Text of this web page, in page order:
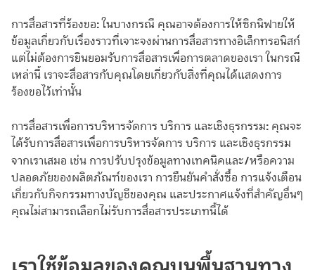
การสื่อสารที่ร้องขอ:ในบางกรณี คุณอาจต้องการให้ซิกนิฟายให้
ข้อมูลเกี่ยวกับเรื่องราวที่เจาะจงผ่านการสื่อสารทางอิเล็กทรอนิสก์
แต่ไม่ต้องการยินยอมรับการสื่อสารเพื่อการตลาดของเรา ในกรณี
เหล่านี้ เราจะสื่อสารกับคุณโดยเกี่ยวกับสิ่งที่คุณได้แสดงการ
ร้องขอไว้เท่านั้น
การสื่อสารเพื่อการบริหารจัดการ บริการ และเชิงธุรกรรม:คุณจะ
ได้รับการสื่อสารเพื่อการบริหารจัดการ บริการ และเชิงธุรกรรม
จากเราเสมอ เช่น การปรับปรุงข้อมูลทางเทคนิคและ/หรือความ
ปลอดภัยของผลิตภัณฑ์ของเรา การยืนยันคำสั่งซื้อ การแจ้งเตือน
เกี่ยวกับกิจกรรมทางบัญชีของคุณ และประกาศแจ้งที่สำคัญอื่นๆ
คุณไม่สามารถเลือกไม่รับการสื่อสารประเภทนี้ได้